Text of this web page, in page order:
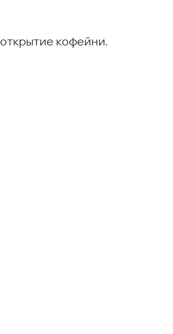
кофейни.